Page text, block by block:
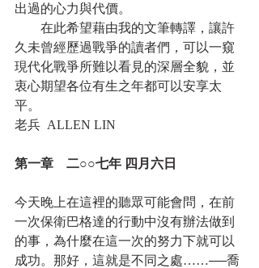
出過的心力與代價。
在此希望藉由我的文筆轉譯，讓許
久未曾經歷過戰爭的讀者們，可以一窺
現代化戰爭所難以看見的深層全貌，並
衷心期望各位有生之年都可以安享太
平。
老兵  ALLEN LIN
第一章　二○○七年 四月六日
今天晚上在這裡的聽眾可能會問，在前
一次保衛巴格達的行動中沒有辦法做到
的事，為什麼在這一次的努力下就可以
成功。那好，這就是不同之處……──喬